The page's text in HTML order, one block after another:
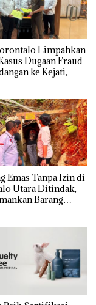
Limpahkan
Dugaan Fraud
ke Kejati,
Emas Tanpa Izin di
Utara Ditindak,
Barang